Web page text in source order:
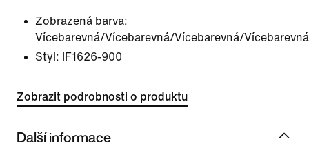
Zobrazená barva:
Vícebarevná/Vícebarevná/Vícebarevná/Vícebarevná
Styl:
IF1626-900
Zobrazit podrobnosti o produktu
Další informace